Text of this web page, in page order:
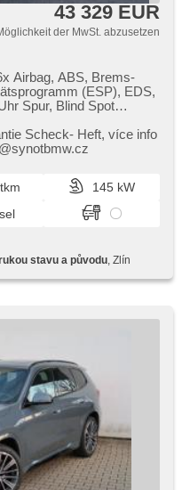
43 329 EUR
der MwSt. abzusetzen
Airbag, ABS, Brems-
(ESP), EDS,
Spur, Blind Spot
Tempomat,
automatické
digitální přístrojový
ruční brzda,
senzory přední,
systém (AVM),
einstellbar,
pod volantem,
El. Seitenscheiben,
Ledersitze, isofix,
interiéru, beheizte
Sitze,
Start-Stop System,
rádia (DAB), beheizte
im Gepäckraum,
tažné zařízení
Scheck​- Heft,​ více info
145 kW
stavu a původu, Zlín